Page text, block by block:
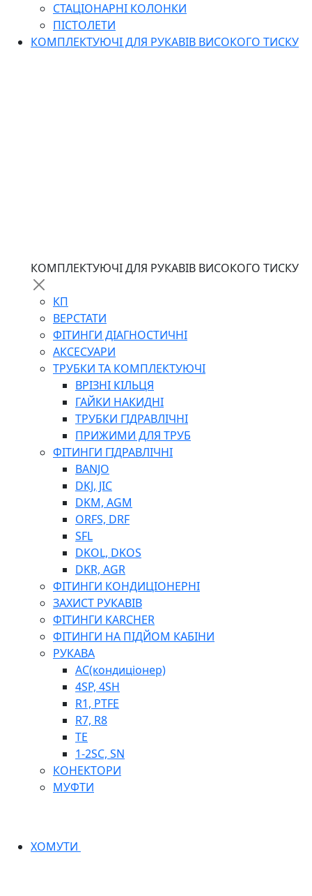
СТАЦІОНАРНІ КОЛОНКИ
ПІСТОЛЕТИ
КОМПЛЕКТУЮЧІ ДЛЯ РУКАВІВ ВИСОКОГО ТИСКУ
КОМПЛЕКТУЮЧІ ДЛЯ РУКАВІВ ВИСОКОГО ТИСКУ
КП
ВЕРСТАТИ
ФІТИНГИ ДІАГНОСТИЧНІ
АКСЕСУАРИ
ТРУБКИ ТА КОМПЛЕКТУЮЧІ
ВРІЗНІ КІЛЬЦЯ
ГАЙКИ НАКИДНІ
ТРУБКИ ГІДРАВЛІЧНІ
ПРИЖИМИ ДЛЯ ТРУБ
ФІТИНГИ ГІДРАВЛІЧНІ
BANJO
DKJ, JIC
DKM, AGM
ORFS, DRF
SFL
DKOL, DKOS
DKR, AGR
ФІТИНГИ КОНДИЦІОНЕРНІ
ЗАХИСТ РУКАВІВ
ФІТИНГИ KARCHER
ФІТИНГИ НА ПІДЙОМ КАБІНИ
РУКАВА
AC(кондиціонер)
4SP, 4SH
R1, PTFE
R7, R8
TE
1-2SC, SN
КОНЕКТОРИ
МУФТИ
ХОМУТИ